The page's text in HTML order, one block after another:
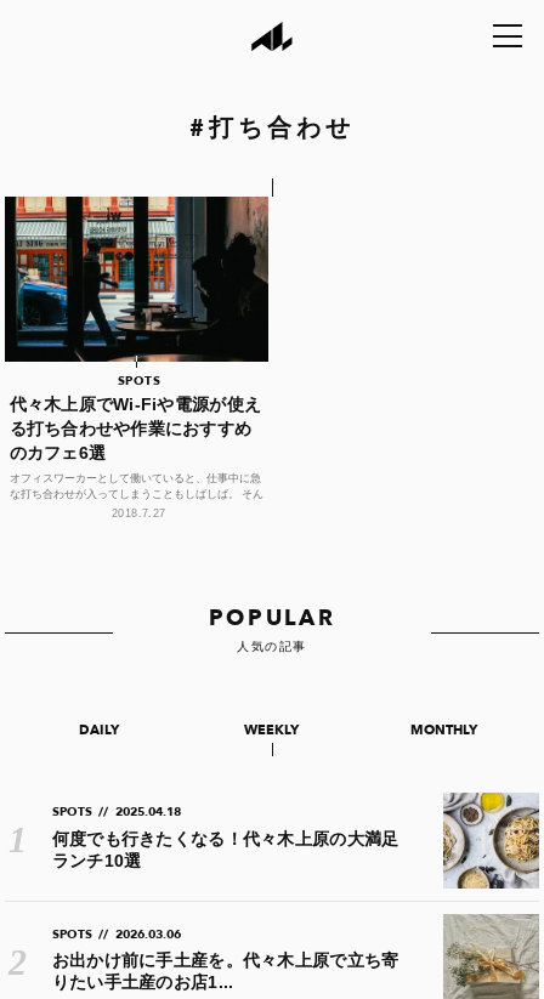
#打ち合わせ
SPOTS
代々木上原でWi-Fiや電源が使え
る打ち合わせや作業におすすめ
のカフェ6選
オフィスワーカーとして働いていると、仕事中に急
な打ち合わせが入ってしまうこともしばしば。 そん
な時にちょっとした作業もできるカフェがあるとと
2018.7.27
POPULAR
人気の記事
DAILY WEEKLY MONTHLY
SPOTS // 2025.04.18
何度でも行きたくなる！代々木上原の大満足
ランチ10選
SPOTS // 2026.03.06
お出かけ前に手土産を。代々木上原で立ち寄
りたい手土産のお店1...